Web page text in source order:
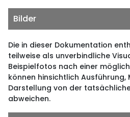
Bilder
Die in dieser Dokumentation
teilweise als unverbindliche
Beispielfotos nach einer
können hinsichtlich Ausführung,
Darstellung von der
abweichen.